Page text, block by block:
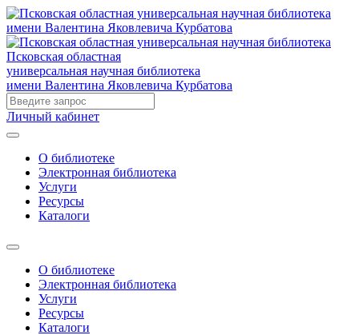
Псковская областная
универсальная научная библиотека
имени Валентина Яковлевича Курбатова
Личный кабинет
О библиотеке
Электронная библиотека
Услуги
Ресурсы
Каталоги
О библиотеке
Электронная библиотека
Услуги
Ресурсы
Каталоги